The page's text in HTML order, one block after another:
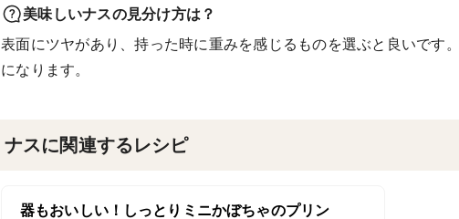
美味しいナスの見分け方は？
表面にツヤがあり、持った時に重みを感じるものを選ぶと良いです
になります。
ナスに関連するレシピ
器もおいしい！しっとりミニかぼちゃのプリン